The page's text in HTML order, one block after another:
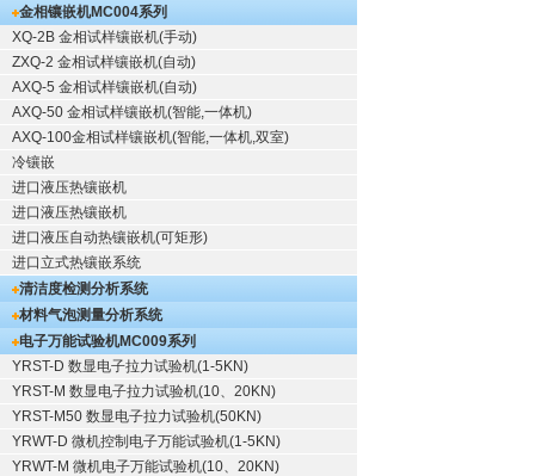
金相镶嵌机MC004系列
XQ-2B 金相试样镶嵌机(手动)
ZXQ-2 金相试样镶嵌机(自动)
AXQ-5 金相试样镶嵌机(自动)
AXQ-50 金相试样镶嵌机(智能,一体机)
AXQ-100金相试样镶嵌机(智能,一体机,双室)
冷镶嵌
进口液压热镶嵌机
进口液压热镶嵌机
进口液压自动热镶嵌机(可矩形)
进口立式热镶嵌系统
清洁度检测分析系统
材料气泡测量分析系统
电子万能试验机MC009系列
YRST-D 数显电子拉力试验机(1-5KN)
YRST-M 数显电子拉力试验机(10、20KN)
YRST-M50 数显电子拉力试验机(50KN)
YRWT-D 微机控制电子万能试验机(1-5KN)
YRWT-M 微机电子万能试验机(10、20KN)